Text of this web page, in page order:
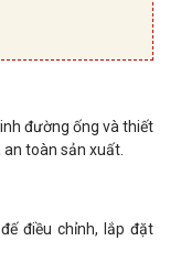
đường ống và thiết
toàn sản xuất.
điều chỉnh, lắp đặt